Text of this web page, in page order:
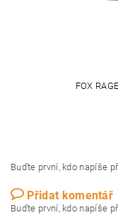
FOX
Buďte první, kdo napíše
Přidat komentář
Buďte první, kdo napíše